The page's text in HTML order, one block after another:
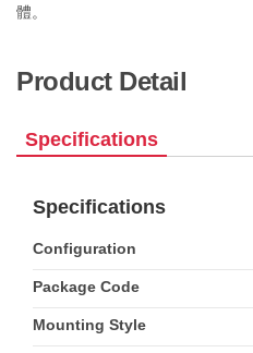
體。
Product Detail
Specifications
Specifications
Configuration
Package Code
Mounting Style